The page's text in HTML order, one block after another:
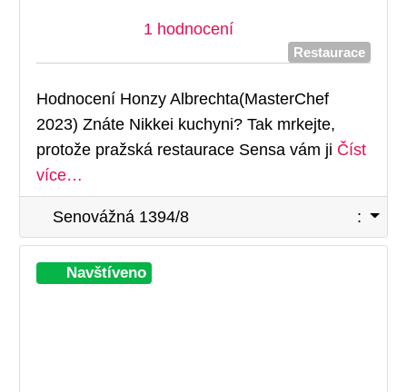
1 hodnocení
Restaurace
Hodnocení Honzy Albrechta(MasterChef
2023) Znáte Nikkei kuchyni? Tak mrkejte,
protože pražská restaurace Sensa vám ji Číst
více…
Senovážná 1394/8 :
Navštíveno